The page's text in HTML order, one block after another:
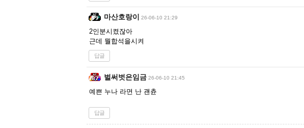
마산호랑이 26-06-10 21:29
2인분시켰잖아
근데 뭘합석을시켜
답글
벌써벗은임금 26-06-10 21:45
예쁜 누나 라면 난 괜츈
답글